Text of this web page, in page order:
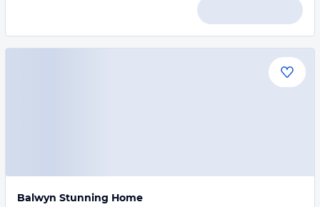
Balwyn Stunning Home